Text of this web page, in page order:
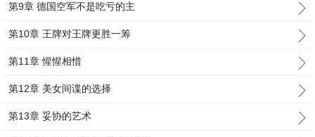
第9章 德国空军不是吃亏的主
第10章 王牌对王牌更胜一筹
第11章 惺惺相惜
第12章 美女间谍的选择
第13章 妥协的艺术